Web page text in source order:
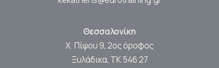
Θεσσαλονίκη
Χ. Πίψου 9, 2ος όροφος
Ξυλάδικα, ΤΚ 546 27